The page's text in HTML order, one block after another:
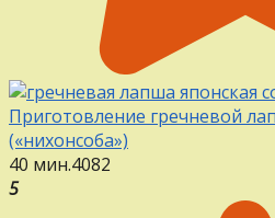
Приготовление гречневой
(«нихонсоба»)
40 мин.4082
5